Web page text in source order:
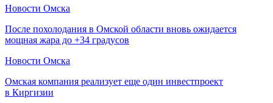
Новости Омска
После похолодания в Омской области вновь ожидается
мощная жара до +34 градусов
Новости Омска
Омская компания реализует еще один инвестпроект
в Киргизии